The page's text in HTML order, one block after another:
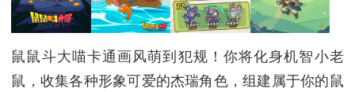
鼠鼠斗大喵卡通画风萌到犯规！你将化身机智小老
鼠，收集各种形象可爱的杰瑞角色，组建属于你的鼠